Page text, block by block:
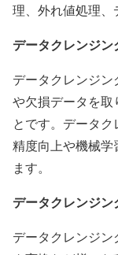
理、外れ値処理、
データクレンジン
データクレンジ
や欠損データを取
とです。データ
精度向上や機械学
ます。
データクレンジン
データクレンジ